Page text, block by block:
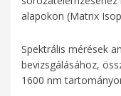
alapokon (Matrix
Spektrális mérések
bevizsgálásához,
1600 nm